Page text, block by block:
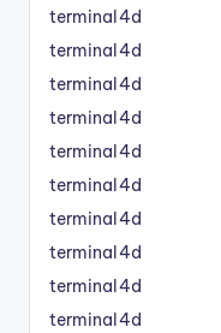
terminal4d
terminal4d
terminal4d
terminal4d
terminal4d
terminal4d
terminal4d
terminal4d
terminal4d
terminal4d